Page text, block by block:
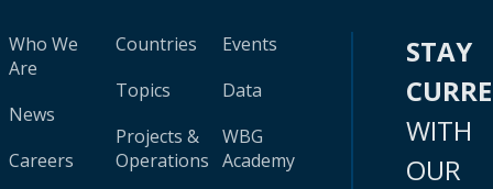
Who We
Are
News
Careers
Countries
Topics
Projects &
Operations
Events
Data
WBG
Academy
STAY
WITH
OUR